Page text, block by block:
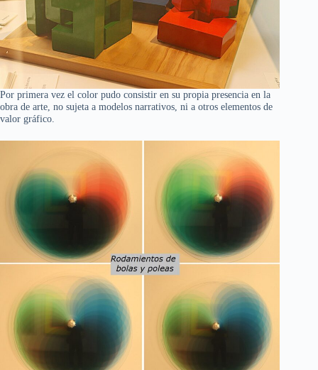
Por primera vez el color pudo consistir en su propia presencia en la
obra de arte, no sujeta a modelos narrativos, ni a otros elementos de
valor gráfico.